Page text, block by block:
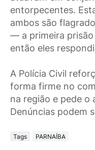
entorpecentes.
ambos são
— a primeira
então eles
A Polícia Civil
forma firme no
na região e pede o
Denúncias podem
Tags PARNAÍBA